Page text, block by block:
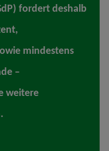
fordert deshalb
mindestens
–
weitere